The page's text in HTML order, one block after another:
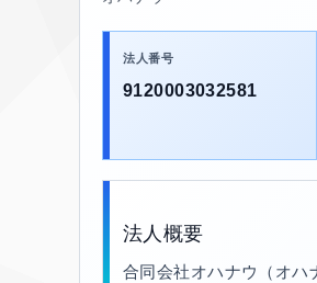
法人番号
9120003032581
法人概要
合同会社オハナウ（オハ